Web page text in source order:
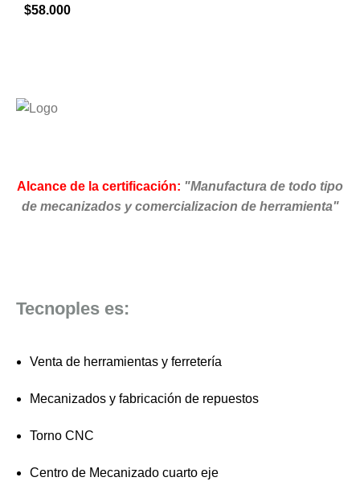
$58.000
Alcance de la certificación: "Manufactura de todo tipo
de mecanizados y comercializacion de herramienta"
Tecnoples es:
Venta de herramientas y ferretería
Mecanizados y fabricación de repuestos
Torno CNC
Centro de Mecanizado cuarto eje